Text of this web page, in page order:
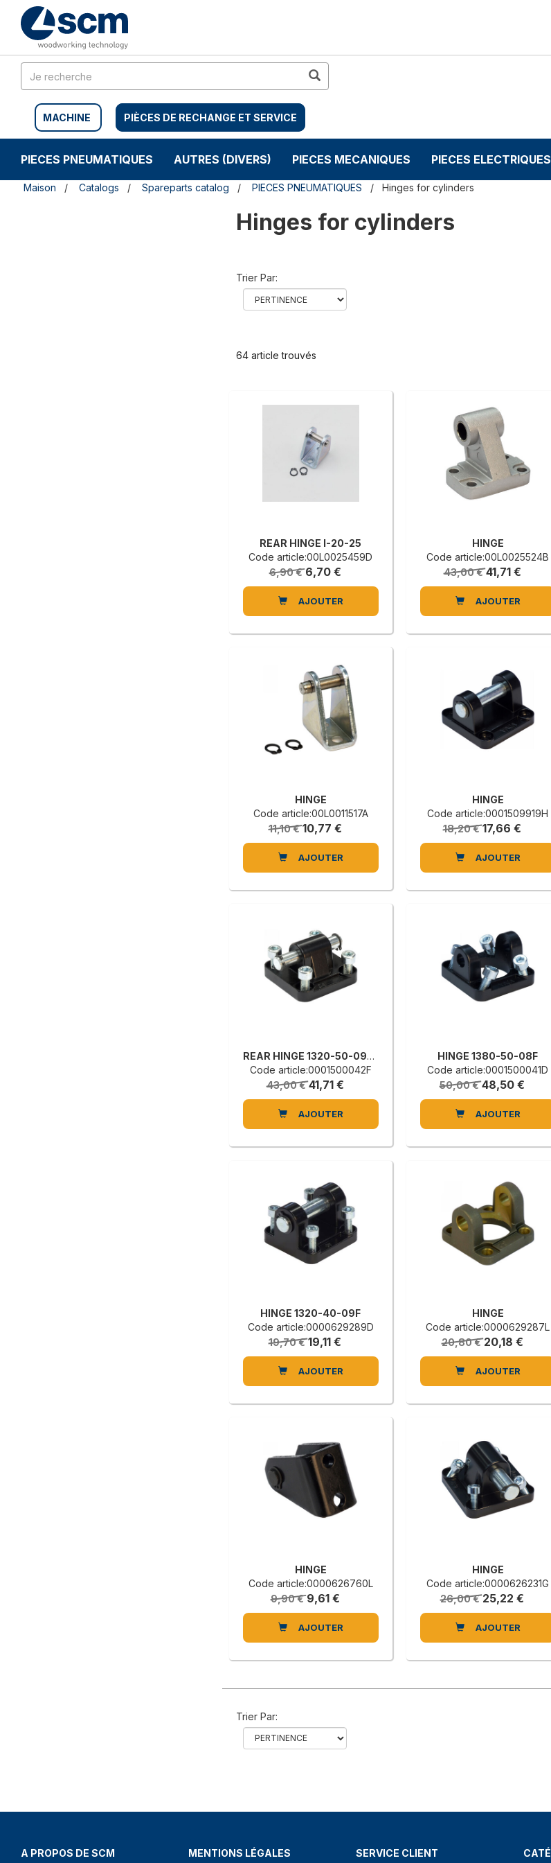
contenu
sauter
navigation
MACHINE PIÈCES DE RECHANGE ET SERVICE
PIECES PNEUMATIQUES AUTRES (DIVERS) PIECES MECANIQUES PIECES ELECTRIQUES
Maison Catalogs Spareparts catalog PIECES PNEUMATIQUES Hinges for cylinders
Hinges for cylinders
Trier Par:
64 article trouvés
REAR HINGE I-20-25
Code article:00L0025459D
6,90 € 6,70 €
AJOUTER
HINGE
Code article:00L0025524B
43,00 € 41,71 €
AJOUTER
HINGE
Code article:00L0011517A
11,10 € 10,77 €
AJOUTER
HINGE
Code article:0001509919H
18,20 € 17,66 €
AJOUTER
REAR HINGE 1320-50-09-1F
Code article:0001500042F
43,00 € 41,71 €
AJOUTER
HINGE 1380-50-08F
Code article:0001500041D
50,00 € 48,50 €
AJOUTER
HINGE 1320-40-09F
Code article:0000629289D
19,70 € 19,11 €
AJOUTER
HINGE
Code article:0000629287L
20,80 € 20,18 €
AJOUTER
HINGE
Code article:0000626760L
9,90 € 9,61 €
AJOUTER
HINGE
Code article:0000626231G
26,00 € 25,22 €
AJOUTER
Trier Par:
A PROPOS DE SCM
MENTIONS LÉGALES
SERVICE CLIENT